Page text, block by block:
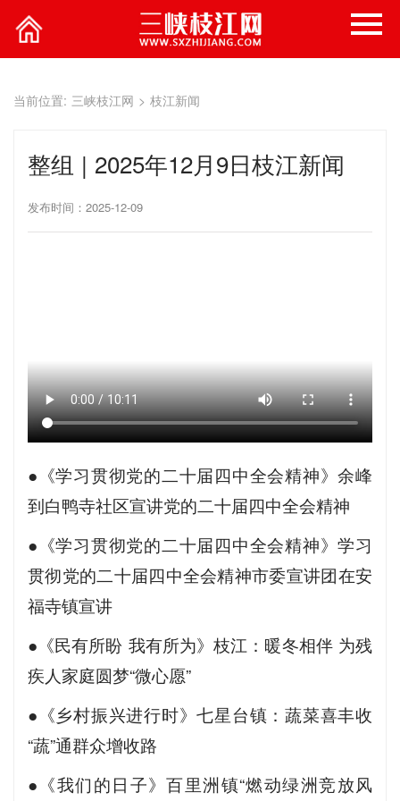
当前位置: 三峡枝江网 > 枝江新闻
整组 | 2025年12月9日枝江新闻
发布时间：2025-12-09
●《学习贯彻党的二十届四中全会精神》余峰
到白鸭寺社区宣讲党的二十届四中全会精神
●《学习贯彻党的二十届四中全会精神》学习
贯彻党的二十届四中全会精神市委宣讲团在安
福寺镇宣讲
●《民有所盼 我有所为》枝江：暖冬相伴 为残
疾人家庭圆梦“微心愿”
●《乡村振兴进行时》七星台镇：蔬菜喜丰收
“蔬”通群众增收路
●《我们的日子》百里洲镇“燃动绿洲竞放风